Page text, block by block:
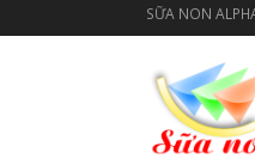
SỮA NON